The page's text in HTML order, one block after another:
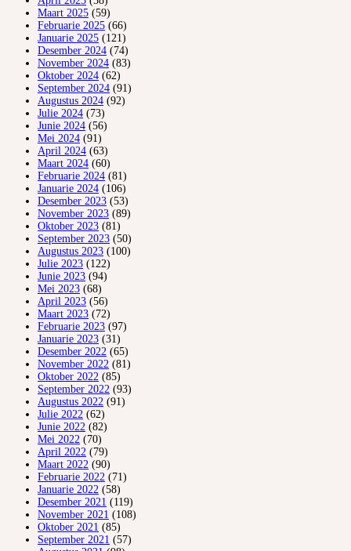
Maart 2025 (59)
Februarie 2025 (66)
Januarie 2025 (121)
Desember 2024 (74)
November 2024 (83)
Oktober 2024 (62)
September 2024 (91)
Augustus 2024 (92)
Julie 2024 (73)
Junie 2024 (56)
Mei 2024 (91)
April 2024 (63)
Maart 2024 (60)
Februarie 2024 (81)
Januarie 2024 (106)
Desember 2023 (53)
November 2023 (89)
Oktober 2023 (81)
September 2023 (50)
Augustus 2023 (100)
Julie 2023 (122)
Junie 2023 (94)
Mei 2023 (68)
April 2023 (56)
Maart 2023 (72)
Februarie 2023 (97)
Januarie 2023 (31)
Desember 2022 (65)
November 2022 (81)
Oktober 2022 (85)
September 2022 (93)
Augustus 2022 (91)
Julie 2022 (62)
Junie 2022 (82)
Mei 2022 (70)
April 2022 (79)
Maart 2022 (90)
Februarie 2022 (71)
Januarie 2022 (58)
Desember 2021 (119)
November 2021 (108)
Oktober 2021 (85)
September 2021 (57)